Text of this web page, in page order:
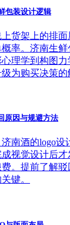
包装设计逻辑
货架上的排
率。济南生
理学到构图力
为购买决策的
原因与规避方法
南酒的logo设
视觉设计后
。提前了解
键。